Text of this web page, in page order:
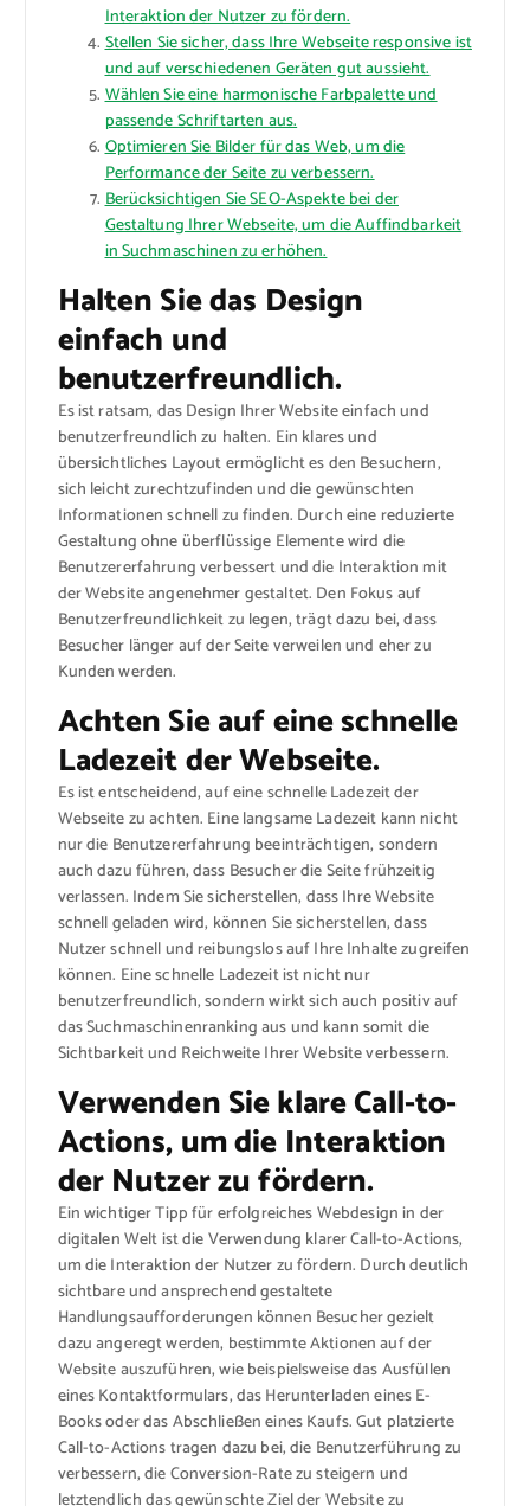
Interaktion der Nutzer zu fördern.
Stellen Sie sicher, dass Ihre Webseite responsive ist
und auf verschiedenen Geräten gut aussieht.
Wählen Sie eine harmonische Farbpalette und
passende Schriftarten aus.
Optimieren Sie Bilder für das Web, um die
Performance der Seite zu verbessern.
Berücksichtigen Sie SEO-Aspekte bei der
Gestaltung Ihrer Webseite, um die Auffindbarkeit
in Suchmaschinen zu erhöhen.
Halten Sie das Design
einfach und
benutzerfreundlich.
Es ist ratsam, das Design Ihrer Website einfach und
benutzerfreundlich zu halten. Ein klares und
übersichtliches Layout ermöglicht es den Besuchern,
sich leicht zurechtzufinden und die gewünschten
Informationen schnell zu finden. Durch eine reduzierte
Gestaltung ohne überflüssige Elemente wird die
Benutzererfahrung verbessert und die Interaktion mit
der Website angenehmer gestaltet. Den Fokus auf
Benutzerfreundlichkeit zu legen, trägt dazu bei, dass
Besucher länger auf der Seite verweilen und eher zu
Kunden werden.
Achten Sie auf eine schnelle
Ladezeit der Webseite.
Es ist entscheidend, auf eine schnelle Ladezeit der
Webseite zu achten. Eine langsame Ladezeit kann nicht
nur die Benutzererfahrung beeinträchtigen, sondern
auch dazu führen, dass Besucher die Seite frühzeitig
verlassen. Indem Sie sicherstellen, dass Ihre Website
schnell geladen wird, können Sie sicherstellen, dass
Nutzer schnell und reibungslos auf Ihre Inhalte zugreifen
können. Eine schnelle Ladezeit ist nicht nur
benutzerfreundlich, sondern wirkt sich auch positiv auf
das Suchmaschinenranking aus und kann somit die
Sichtbarkeit und Reichweite Ihrer Website verbessern.
Verwenden Sie klare Call-to-
Actions, um die Interaktion
der Nutzer zu fördern.
Ein wichtiger Tipp für erfolgreiches Webdesign in der
digitalen Welt ist die Verwendung klarer Call-to-Actions,
um die Interaktion der Nutzer zu fördern. Durch deutlich
sichtbare und ansprechend gestaltete
Handlungsaufforderungen können Besucher gezielt
dazu angeregt werden, bestimmte Aktionen auf der
Website auszuführen, wie beispielsweise das Ausfüllen
eines Kontaktformulars, das Herunterladen eines E-
Books oder das Abschließen eines Kaufs. Gut platzierte
Call-to-Actions tragen dazu bei, die Benutzerführung zu
verbessern, die Conversion-Rate zu steigern und
letztendlich das gewünschte Ziel der Website zu